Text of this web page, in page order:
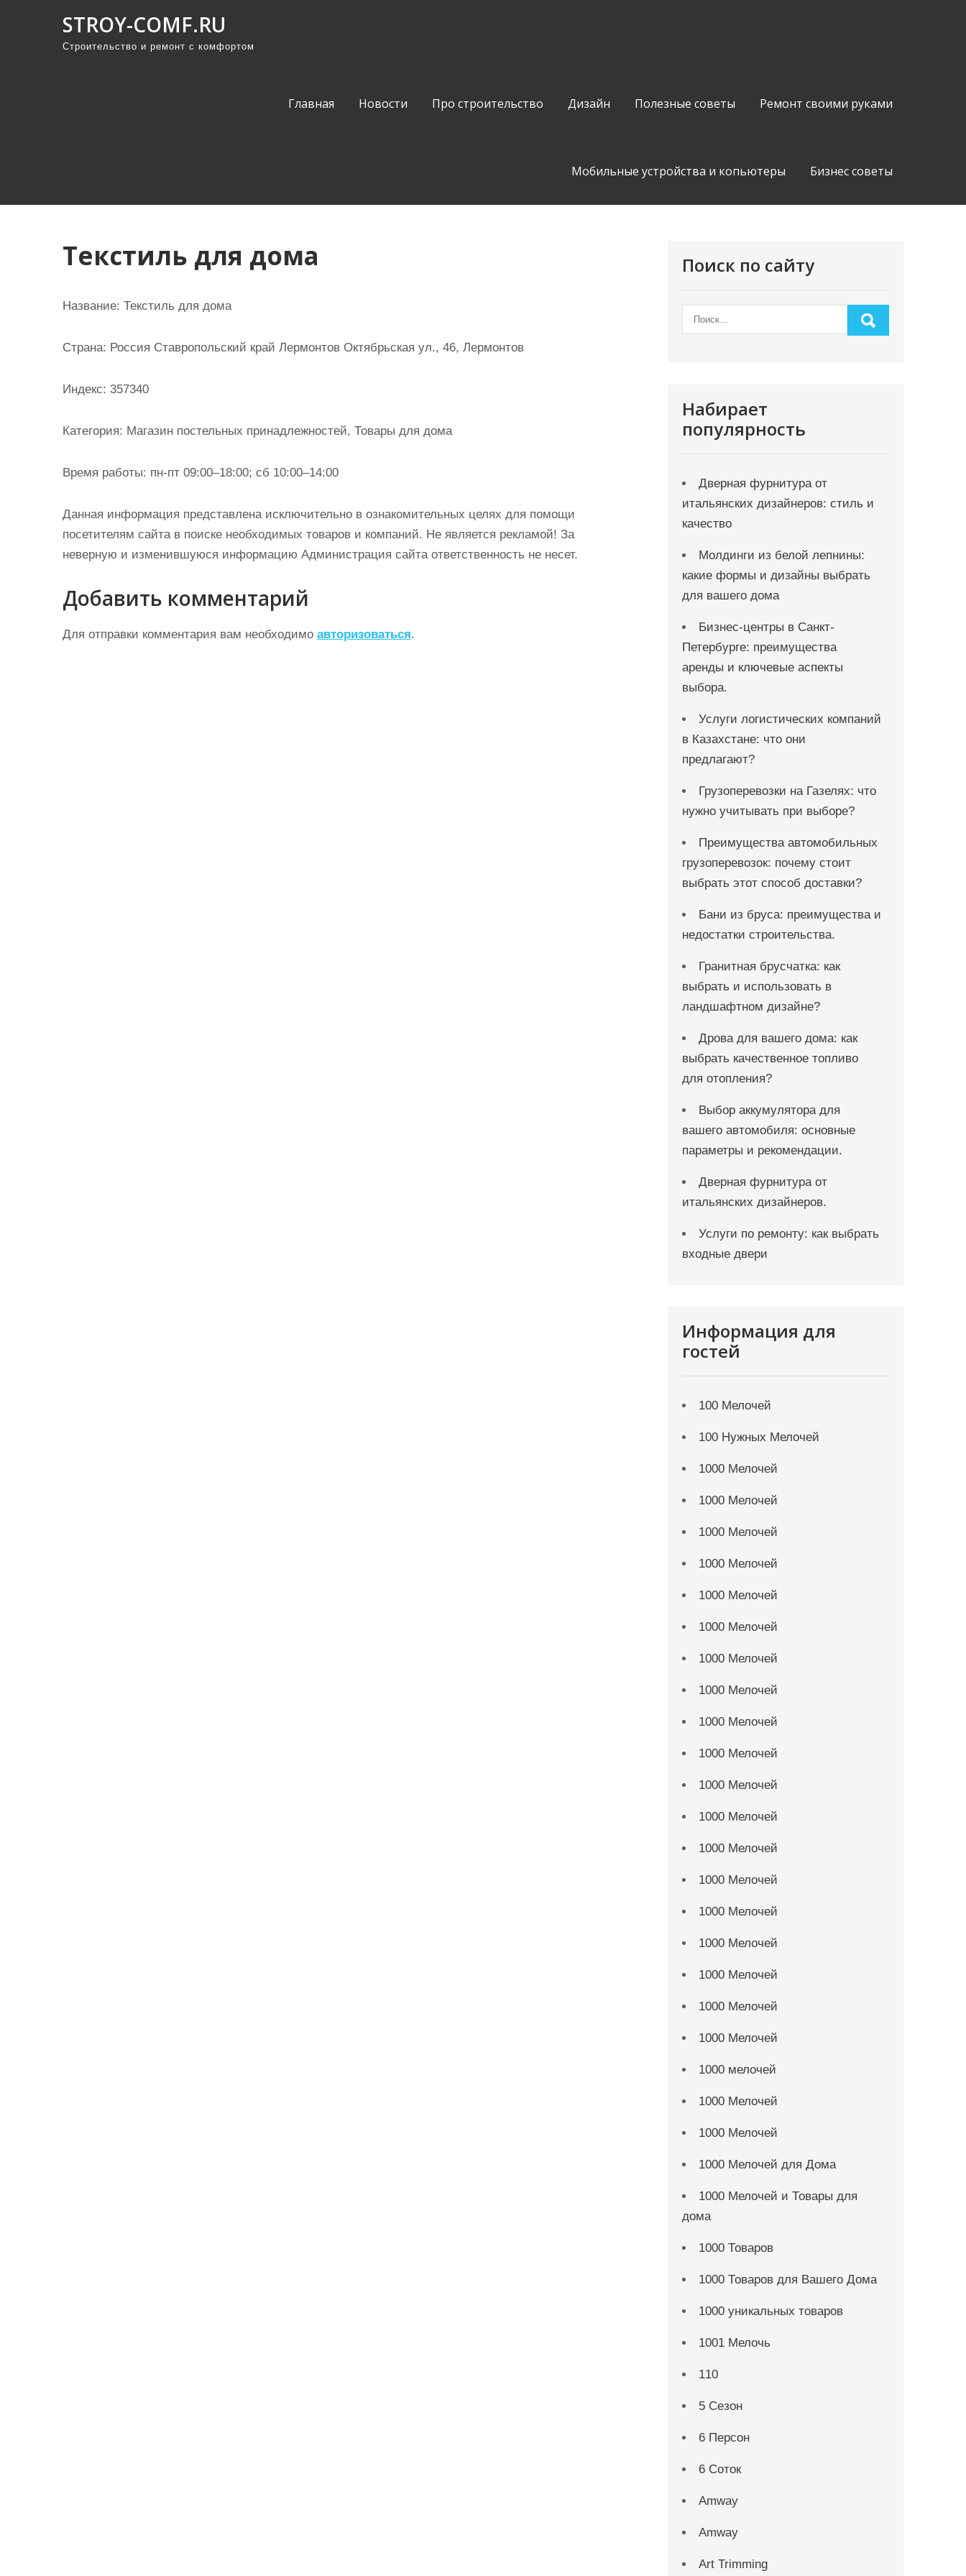
STROY-COMF.RU
Строительство и ремонт с комфортом
Главная Новости Про строительство Дизайн Полезные советы Ремонт своими руками
Мобильные устройства и копьютеры Бизнес советы
Текстиль для дома
Название: Текстиль для дома
Страна: Россия Ставропольский край Лермонтов Октябрьская ул., 46, Лермонтов
Индекс: 357340
Категория: Магазин постельных принадлежностей, Товары для дома
Время работы: пн-пт 09:00–18:00; сб 10:00–14:00
Данная информация представлена исключительно в ознакомительных целях для помощи
посетителям сайта в поиске необходимых товаров и компаний. Не является рекламой! За
неверную и изменившуюся информацию Администрация сайта ответственность не несет.
Добавить комментарий
Для отправки комментария вам необходимо авторизоваться.
Поиск по сайту
Набирает
популярность
Дверная фурнитура от
итальянских дизайнеров: стиль и
качество
Молдинги из белой лепнины:
какие формы и дизайны выбрать
для вашего дома
Бизнес-центры в Санкт-
Петербурге: преимущества
аренды и ключевые аспекты
выбора.
Услуги логистических компаний
в Казахстане: что они
предлагают?
Грузоперевозки на Газелях: что
нужно учитывать при выборе?
Преимущества автомобильных
грузоперевозок: почему стоит
выбрать этот способ доставки?
Бани из бруса: преимущества и
недостатки строительства.
Гранитная брусчатка: как
выбрать и использовать в
ландшафтном дизайне?
Дрова для вашего дома: как
выбрать качественное топливо
для отопления?
Выбор аккумулятора для
вашего автомобиля: основные
параметры и рекомендации.
Дверная фурнитура от
итальянских дизайнеров.
Услуги по ремонту: как выбрать
входные двери
Информация для
гостей
100 Мелочей
100 Нужных Мелочей
1000 Мелочей
1000 Мелочей
1000 Мелочей
1000 Мелочей
1000 Мелочей
1000 Мелочей
1000 Мелочей
1000 Мелочей
1000 Мелочей
1000 Мелочей
1000 Мелочей
1000 Мелочей
1000 Мелочей
1000 Мелочей
1000 Мелочей
1000 Мелочей
1000 Мелочей
1000 Мелочей
1000 Мелочей
1000 мелочей
1000 Мелочей
1000 Мелочей
1000 Мелочей для Дома
1000 Мелочей и Товары для
дома
1000 Товаров
1000 Товаров для Вашего Дома
1000 уникальных товаров
1001 Мелочь
110
5 Сезон
6 Персон
6 Соток
Amway
Amway
Art Trimming